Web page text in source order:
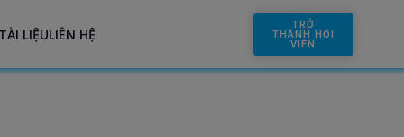
LIỆULIÊN HỆ
TRỞ
THÀNH HỘI
VIÊN